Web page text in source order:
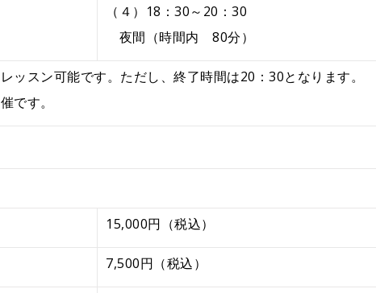
（４）18：30～20：30
夜間（時間内 80分）
スン可能です。ただし、終了時間は20：30となります。
です。
15,000円（税込）
7,500円（税込）